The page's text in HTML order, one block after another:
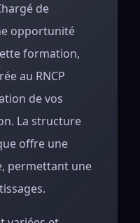
de
opportunité
formation,
au RNCP
de vos
La structure
offre une
permettant une